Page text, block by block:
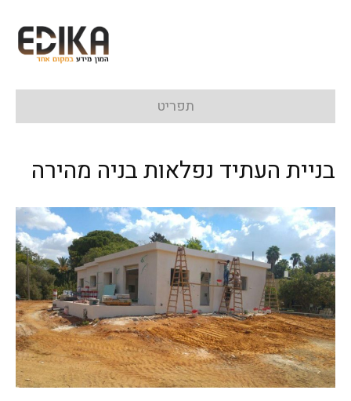
תפריט
בניית העתיד נפלאות בניה מהירה